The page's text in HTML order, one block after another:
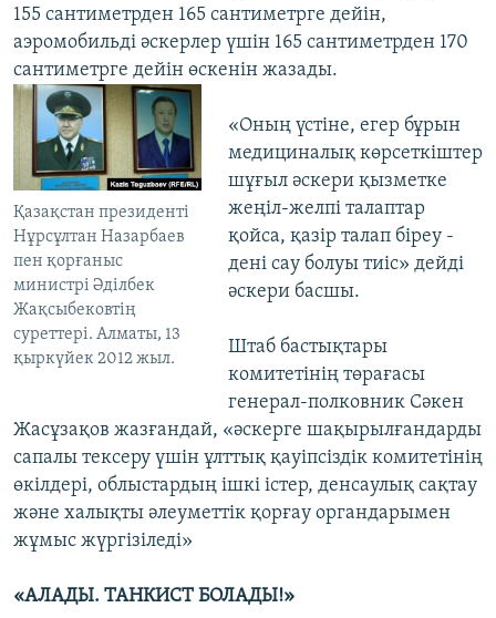
155 сантиметрден 165 сантиметрге дейін,
аэромобильді әскерлер үшін 165 сантиметрден 170
сантиметрге дейін өскенін жазады.
Қазақстан президенті
Нұрсұлтан Назарбаев
пен қорғаныс
министрі Әділбек
Жақсыбековтің
суреттері. Алматы, 13
қыркүйек 2012 жыл.
«Оның үстіне, егер бұрын
медициналық көрсеткіштер
шұғыл әскери қызметке
жеңіл-желпі талаптар
қойса, қазір талап біреу -
дені сау болуы тиіс» дейді
әскери басшы.
Штаб бастықтары
комитетінің төрағасы
генерал-полковник Сәкен
Жасұзақов жазғандай, «әскерге шақырылғандарды
сапалы тексеру үшін ұлттық қауіпсіздік комитетінің
өкілдері, облыстардың ішкі істер, денсаулық сақтау
және халықты әлеуметтік қорғау органдарымен
жұмыс жүргізіледі»
«АЛАДЫ. ТАНКИСТ БОЛАДЫ!»